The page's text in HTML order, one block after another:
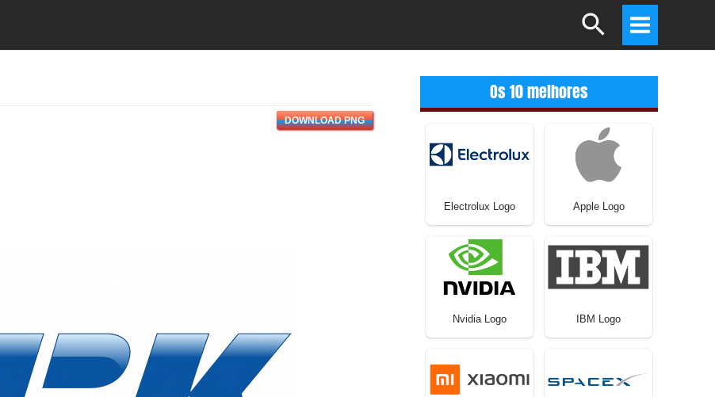
Search
Main
Menu
DOWNLOAD PNG
Os 10 melhores
Electrolux Logo Apple Logo
Nvidia Logo IBM Logo